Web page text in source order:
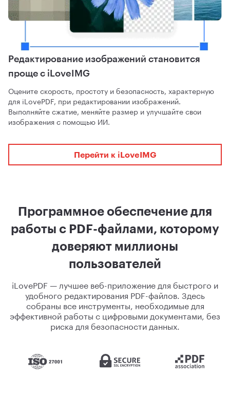
Редактирование изображений становится
проще с iLoveIMG
Оцените скорость, простоту и безопасность, характерную
для iLovePDF, при редактировании изображений.
Выполняйте сжатие, меняйте размер и улучшайте свои
изображения с помощью ИИ.
Перейти к iLoveIMG
Программное обеспечение для
работы с PDF-файлами, которому
доверяют миллионы
пользователей
iLovePDF — лучшее веб-приложение для быстрого и
удобного редактирования PDF-файлов. Здесь
собраны все инструменты, необходимые для
эффективной работы с цифровыми документами, без
риска для безопасности данных.